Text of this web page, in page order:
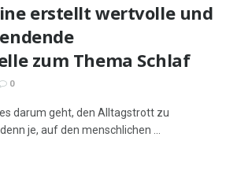
erstellt wertvolle und
zum Thema Schlaf
0
darum geht, den Alltagstrott zu
je, auf den menschlichen ...